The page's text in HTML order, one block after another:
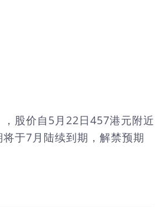
股价自5月22日457港元附近
于7月陆续到期，解禁预期